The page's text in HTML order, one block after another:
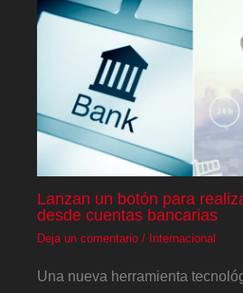
Lanzan un botón para
desde cuentas bancarias
Deja un comentario / Internacional
Una nueva herramienta